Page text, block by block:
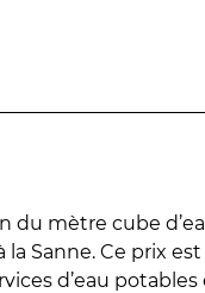
du mètre cube
Sanne. Ce prix
d’eau potables